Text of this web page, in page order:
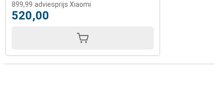
899,99 adviesprijs Xiaomi
520,00